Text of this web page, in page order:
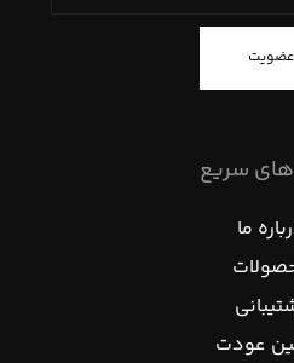
عضویت
سریع
ما
عودت